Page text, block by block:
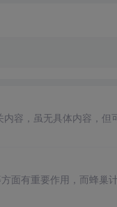
内容，虽无具体内容，但
方面有重要作用，而蜂巢